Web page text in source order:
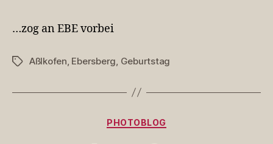
…zog an EBE vorbei
Schlagwörter
Aßlkofen Ebersberg Geburtstag
Kategorien
PHOTOBLOG